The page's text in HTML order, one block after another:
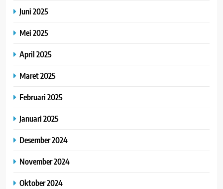
Juni 2025
Mei 2025
April 2025
Maret 2025
Februari 2025
Januari 2025
Desember 2024
November 2024
Oktober 2024